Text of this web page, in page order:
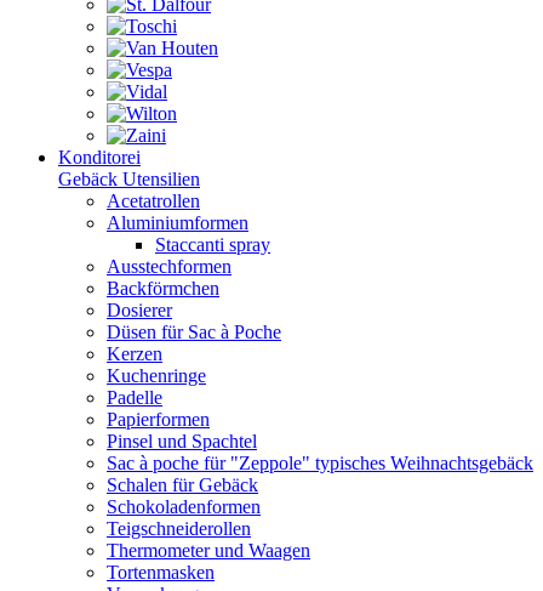
Konditorei
Gebäck Utensilien
Acetatrollen
Aluminiumformen
Staccanti spray
Ausstechformen
Backförmchen
Dosierer
Düsen für Sac à Poche
Kerzen
Kuchenringe
Padelle
Papierformen
Pinsel und Spachtel
Sac à poche für "Zeppole" typisches Weihnachtsgebäck
Schalen für Gebäck
Schokoladenformen
Teigschneiderollen
Thermometer und Waagen
Tortenmasken